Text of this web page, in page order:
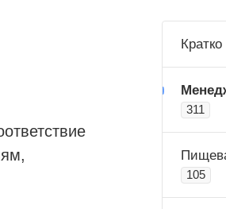
311
105